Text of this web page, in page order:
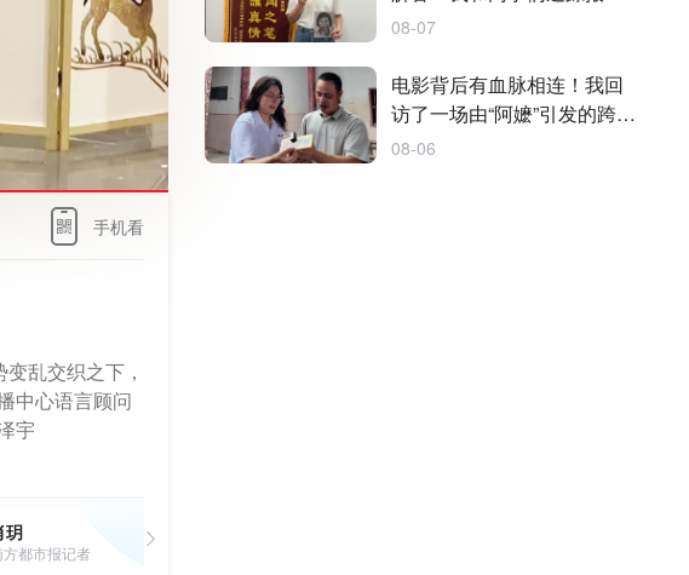
手机看
乱交织之下，
中心语言顾问
宇
玥
方都市报记者
多年
08-07
电影背后有血脉相连！我回
访了一场由“阿嬷”引发的跨国
寻根
08-06